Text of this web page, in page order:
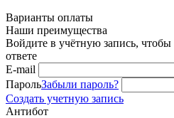
Варианты оплаты
Наши преимущества
Войдите в учётную запись,
ответе
E-mail
ПарольЗабыли пароль?
Создать учетную запись
Антибот